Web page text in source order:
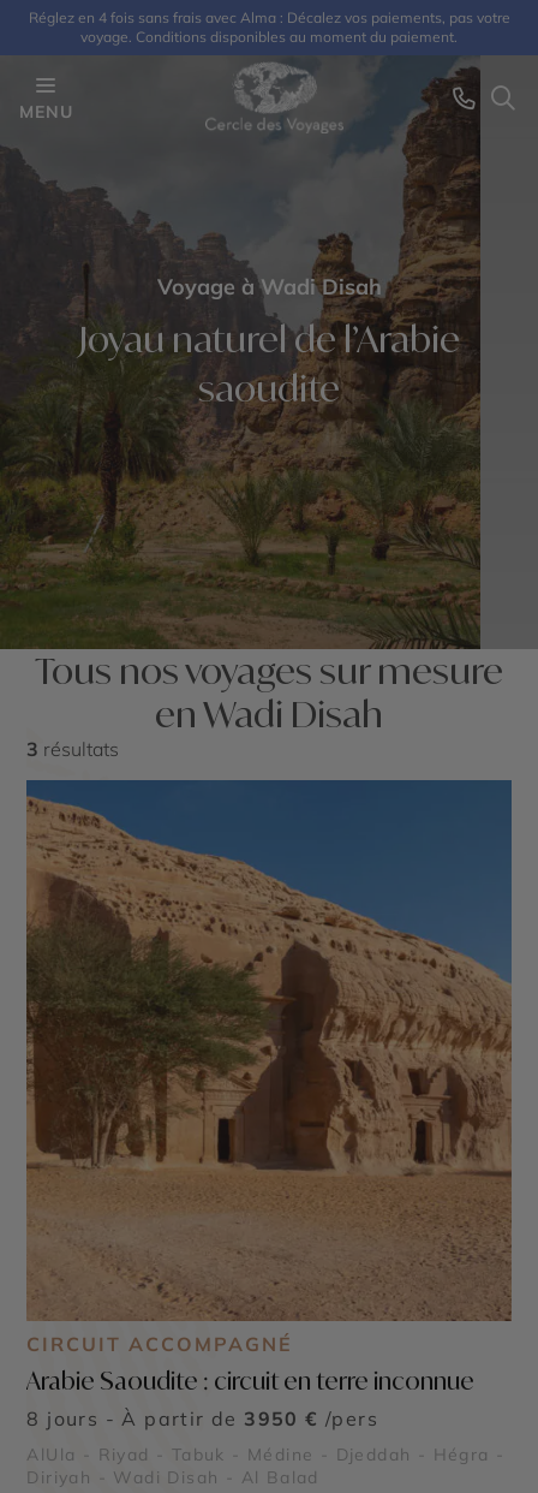
Réglez en 4 fois sans frais avec Alma : Décalez vos paiements, pas votre
voyage. Conditions disponibles au moment du paiement.
MENU
Voyage à Wadi Disah
Joyau naturel de l’Arabie
saoudite
Tous nos voyages sur mesure
en Wadi Disah
3 résultats
CIRCUIT ACCOMPAGNÉ
Arabie Saoudite : circuit en terre inconnue
8 jours - À partir de 3950 € /pers
AlUla - Riyad - Tabuk - Médine - Djeddah - Hégra -
Diriyah - Wadi Disah - Al Balad